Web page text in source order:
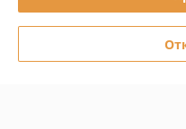
Политика обработки